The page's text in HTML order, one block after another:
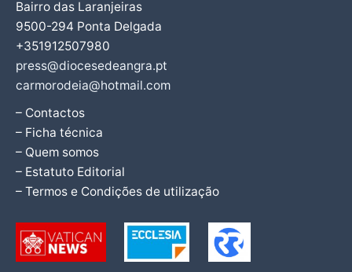
Bairro das Laranjeiras
9500-294 Ponta Delgada
+351912507980
press@diocesedeangra.pt
carmorodeia@hotmail.com
– Contactos
– Ficha técnica
– Quem somos
– Estatuto Editorial
– Termos e Condições de utilização